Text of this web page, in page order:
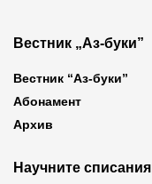
Вестник „Аз-буки”
Вестник “Аз-буки”
Абонамент
Архив
Научните списания